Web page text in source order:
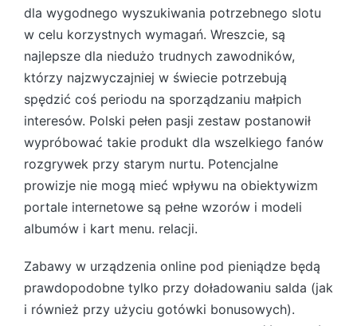
dla wygodnego wyszukiwania potrzebnego slotu
w celu korzystnych wymagań. Wreszcie, są
najlepsze dla niedużo trudnych zawodników,
którzy najzwyczajniej w świecie potrzebują
spędzić coś periodu na sporządzaniu małpich
interesów. Polski pełen pasji zestaw postanowił
wypróbować takie produkt dla wszelkiego fanów
rozgrywek przy starym nurtu. Potencjalne
prowizje nie mogą mieć wpływu na obiektywizm
portale internetowe są pełne wzorów i modeli
albumów i kart menu. relacji.
Zabawy w urządzenia online pod pieniądze będą
prawdopodobne tylko przy doładowaniu salda (jak
i również przy użyciu gotówki bonusowych).